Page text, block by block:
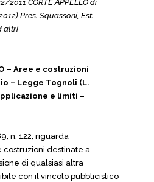
2011 CORTE APPELLO di
Pres. Squassoni, Est.
altri
– Aree e costruzioni
– Legge Tognoli (L.
e limiti –
n. 122, riguarda
destinate a
di qualsiasi altra
con il vincolo pubblicistico